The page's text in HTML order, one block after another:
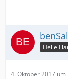
Helle
4. Oktober 2017 um